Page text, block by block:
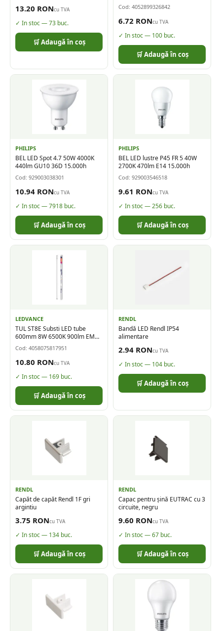
13.20 RONcu TVA
✓ In stoc —73 buc.
🛒 Adaugă în coș
Cod: 4052899326842
6.72 RONcu TVA
✓ In stoc — 100 buc.
🛒 Adaugă în coș
PHILIPS
BEL LED Spot 4.7 50W 4000K
440lm GU10 36D 15.000h
Cod: 929003038301
10.94 RONcu TVA
✓ In stoc —7918 buc.
🛒 Adaugă în coș
PHILIPS
BEL LED lustre P45 FR 5 40W
2700K 470lm E14 15.000h
Cod: 929003546518
9.61 RONcu TVA
✓ In stoc —256 buc.
🛒 Adaugă în coș
LEDVANCE
TUL ST8E Substi LED tube
600mm 8W 6500K 900lm EM
LDV
Cod: 4058075817951
10.80 RONcu TVA
✓ In stoc — 169 buc.
🛒 Adaugă în coș
RENDL
Bandă LED Rendl IP54
alimentare
2.94 RONcu TVA
✓ In stoc — 104 buc.
🛒 Adaugă în coș
RENDL
Capăt de capăt Rendl 1F gri
argintiu
3.75 RONcu TVA
✓ In stoc — 134 buc.
🛒 Adaugă în coș
RENDL
Capac pentru șină EUTRAC cu 3
circuite, negru
9.60 RONcu TVA
✓ In stoc —67 buc.
🛒 Adaugă în coș